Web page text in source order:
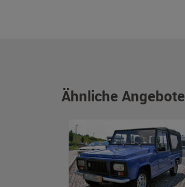
Ähnliche Angebote